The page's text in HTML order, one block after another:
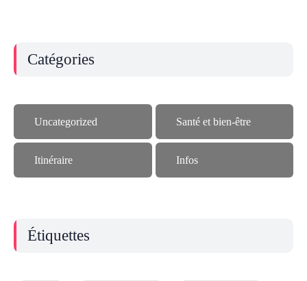
Catégories
Uncategorized Santé et bien-être
Itinéraire Infos
Étiquettes